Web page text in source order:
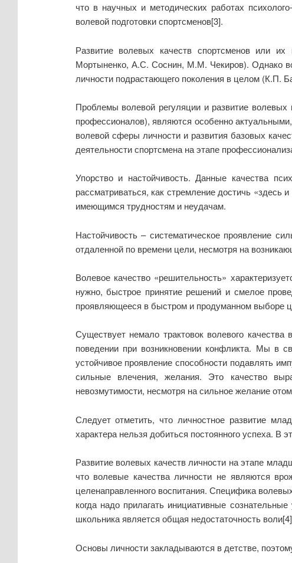
что в научных и методических работах
волевой подготовки спортсменов[3].
Развитие волевых качеств спортсменов или
Мортыненко, А.С. Соснин, М.М. Чекиров). Однако
личности подрастающего поколения в целом
Проблемы волевой регуляции и развитие волевых
профессионалов), являются особенно
волевой сферы личности и развития базовых
деятельности спортсмена на этапе
Упорство и настойчивость. Данные качества
рассматриваться, как стремление достичь «здесь
имеющимся трудностям и неудачам.
Настойчивость – систематическое проявление
отдаленной по времени цели, несмотря на
Волевое качество «решительность»
нужно, быстрое принятие решений и смелое
проявляющееся в быстром и продуманном выборе
Существует немало трактовок волевого
поведении при возникновении конфликта. Мы в
устойчивое проявление способности подавлять
сильные влечения, желания. Это качество
невозмутимости, несмотря на сильное желание
Следует отметить, что личностное развитие
характера нельзя добиться постоянного успеха. В
Развитие волевых качеств личности на этапе
что волевые качества личности не являются
целенаправленного воспитания. Специфика
когда надо прилагать инициативные
школьника является общая недостаточность
Основы личности закладываются в детстве,